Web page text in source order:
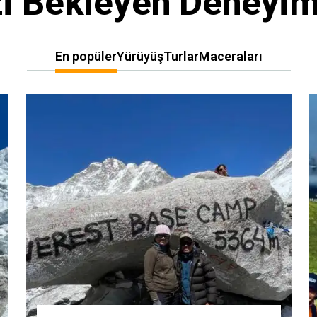
En popülerYürüyüşTurlarMaceraları